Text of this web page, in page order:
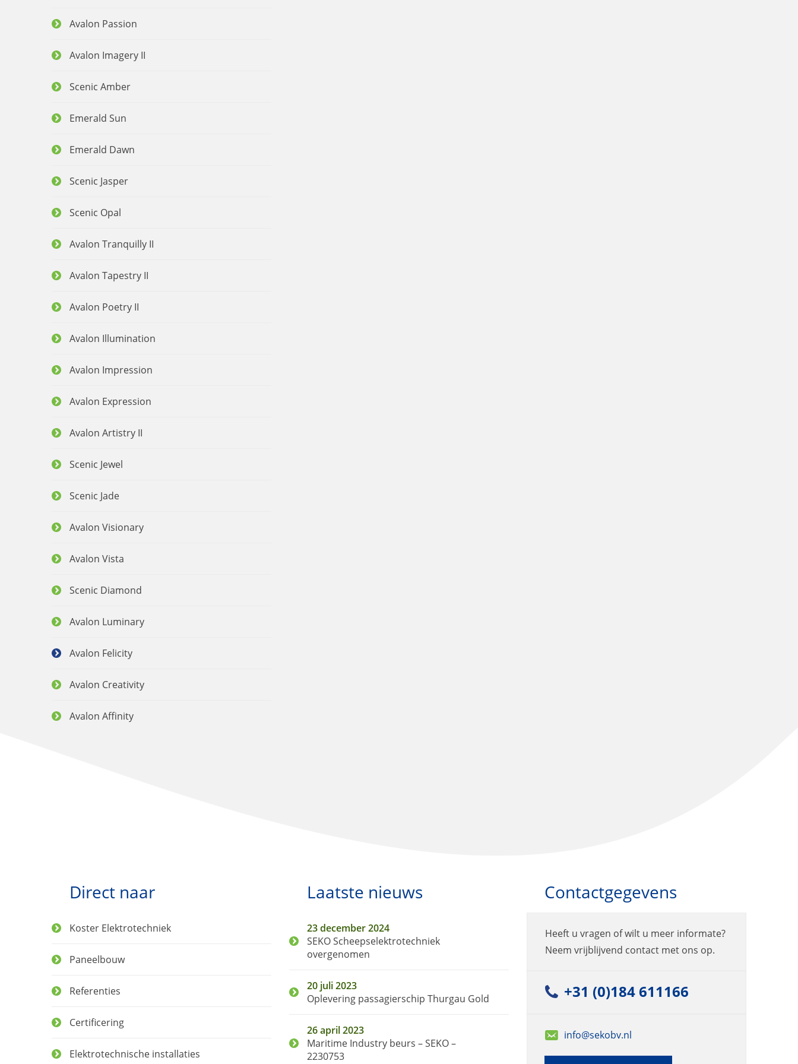
Avalon Passion
Avalon Imagery II
Scenic Amber
Emerald Sun
Emerald Dawn
Scenic Jasper
Scenic Opal
Avalon Tranquilly II
Avalon Tapestry II
Avalon Poetry II
Avalon Illumination
Avalon Impression
Avalon Expression
Avalon Artistry II
Scenic Jewel
Scenic Jade
Avalon Visionary
Avalon Vista
Scenic Diamond
Avalon Luminary
Avalon Felicity
Avalon Creativity
Avalon Affinity
Direct naar
Koster Elektrotechniek
Paneelbouw
Referenties
Certificering
Elektrotechnische installaties
Laatste nieuws
23 december 2024
SEKO Scheepselektrotechniek
overgenomen
20 juli 2023
Oplevering passagierschip Thurgau Gold
26 april 2023
Maritime Industry beurs – SEKO –
2230753
Contactgegevens
Heeft u vragen of wilt u meer informate?
Neem vrijblijvend contact met ons op.
+31 (0)184 611166
info@sekobv.nl